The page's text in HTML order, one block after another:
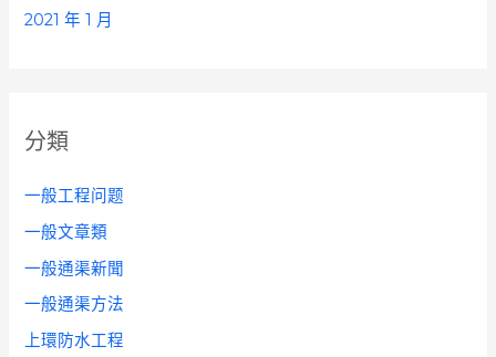
2021 年 1 月
分類
一般工程问题
一般文章類
一般通渠新聞
一般通渠方法
上環防水工程